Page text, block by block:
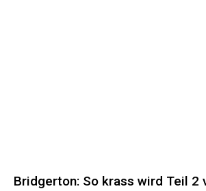
Bridgerton: So krass wird Teil 2